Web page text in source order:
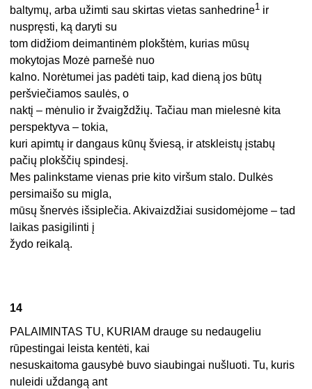
baltymų, arba užimti sau skirtas vietas sanhedrine1 ir
nuspręsti, ką daryti su
tom didžiom deimantinėm plokštėm, kurias mūsų
mokytojas Mozė parnešė nuo
kalno. Norėtumei jas padėti taip, kad dieną jos būtų
peršviečiamos saulės, o
naktį – mėnulio ir žvaigždžių. Tačiau man mielesnė kita
perspektyva – tokia,
kuri apimtų ir dangaus kūnų šviesą, ir atskleistų įstabų
pačių plokščių spindesį.
Mes palinkstame vienas prie kito viršum stalo. Dulkės
persimaišo su migla,
mūsų šnervės išsiplečia. Akivaizdžiai susidomėjome – tad
laikas pasigilinti į
žydo reikalą.
14
PALAIMINTAS TU, KURIAM drauge su nedaugeliu
rūpestingai leista kentėti, kai
nesuskaitoma gausybė buvo siaubingai nušluoti. Tu, kuris
nuleidi uždangą ant